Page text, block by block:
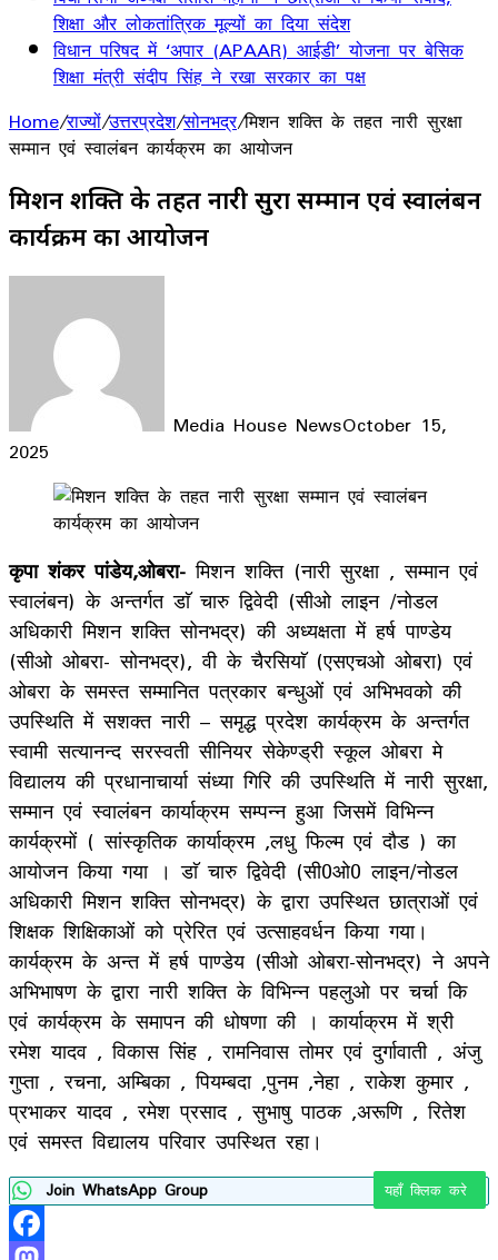
शिक्षा और लोकतांत्रिक मूल्यों का दिया संदेश
विधान परिषद में ‘अपार (APAAR) आईडी’ योजना पर बेसिक
शिक्षा मंत्री संदीप सिंह ने रखा सरकार का पक्ष
Home/राज्यों/उत्तरप्रदेश/सोनभद्र/मिशन शक्ति के तहत नारी सुरक्षा
सम्मान एवं स्वालंबन कार्यक्रम का आयोजन
मिशन शक्ति के तहत नारी सुरक्षा सम्मान एवं स्वालंबन
कार्यक्रम का आयोजन
Media House NewsOctober 15,
2025
Facebook
LinkedIn
WhatsApp
Telegram
कृपा शंकर पांडेय,ओबरा- मिशन शक्ति (नारी सुरक्षा , सम्मान एवं
स्वालंबन) के अन्तर्गत डाॅ चारु द्विवेदी (सीओ लाइन /नोडल
अधिकारी मिशन शक्ति सोनभद्र) की अध्यक्षता में हर्ष पाण्डेय
(सीओ ओबरा- सोनभद्र), वी के चैरसियाॅ (एसएचओ ओबरा) एवं
ओबरा के समस्त सम्मानित पत्रकार बन्धुओं एवं अभिभवको की
उपस्थिति में सशक्त नारी – समृद्ध प्रदेश कार्यक्रम के अन्तर्गत
स्वामी सत्यानन्द सरस्वती सीनियर सेकेण्ड्री स्कूल ओबरा मे
विद्यालय की प्रधानाचार्या संध्या गिरि की उपस्थिति में नारी सुरक्षा,
सम्मान एवं स्वालंबन कार्याक्रम सम्पन्न हुआ जिसमें विभिन्न
कार्यक्रमों ( सांस्कृतिक कार्याक्रम ,लधु फिल्म एवं दौड ) का
आयोजन किया गया । डाॅ चारु द्विवेदी (सी0ओ0 लाइन/नोडल
अधिकारी मिशन शक्ति सोनभद्र) के द्वारा उपस्थित छात्राओं एवं
शिक्षक शिक्षिकाओं को प्रेरित एवं उत्साहवर्धन किया गया।
कार्यक्रम के अन्त में हर्ष पाण्डेय (सीओ ओबरा-सोनभद्र) ने अपने
अभिभाषण के द्वारा नारी शक्ति के विभिन्न पहलुओ पर चर्चा कि
एवं कार्यक्रम के समापन की धोषणा की । कार्याक्रम में श्री
रमेश यादव , विकास सिंह , रामनिवास तोमर एवं दुर्गावाती , अंजु
गुप्ता , रचना, अम्बिका , पियम्बदा ,पुनम ,नेहा , राकेश कुमार ,
प्रभाकर यादव , रमेश प्रसाद , सुभाषु पाठक ,अरूणि , रितेश
एवं समस्त विद्यालय परिवार उपस्थित रहा।
Join WhatsApp Group यहाँ क्लिक करे